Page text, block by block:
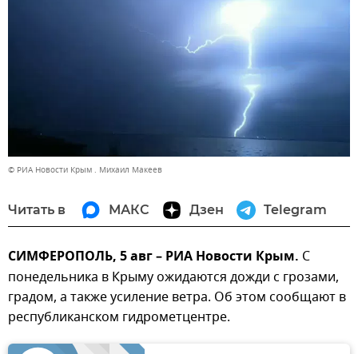
© РИА Новости Крым . Михаил Макеев
Читать в МАКС Дзен Telegram
СИМФЕРОПОЛЬ, 5 авг – РИА Новости Крым. С
понедельника в Крыму ожидаются дожди с грозами,
градом, а также усиление ветра. Об этом сообщают в
республиканском гидрометцентре.